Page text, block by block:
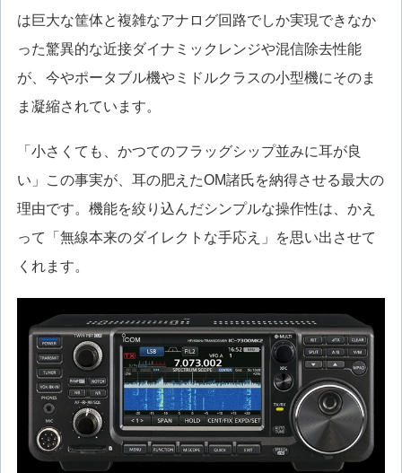
は巨大な筐体と複雑なアナログ回路でしか実現できなか
った驚異的な近接ダイナミックレンジや混信除去性能
が、今やポータブル機やミドルクラスの小型機にそのま
ま凝縮されています。
「小さくても、かつてのフラッグシップ並みに耳が良
い」この事実が、耳の肥えたOM諸氏を納得させる最大の
理由です。機能を絞り込んだシンプルな操作性は、かえ
って「無線本来のダイレクトな手応え」を思い出させて
くれます。